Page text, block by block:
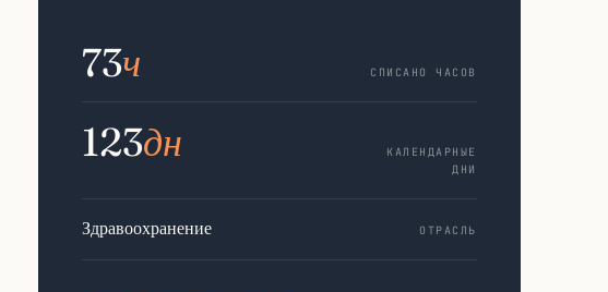
73ч СПИСАНО ЧАСОВ
123дн
КАЛЕНДАРНЫЕ
ДНИ
Здравоохранение ОТРАСЛЬ